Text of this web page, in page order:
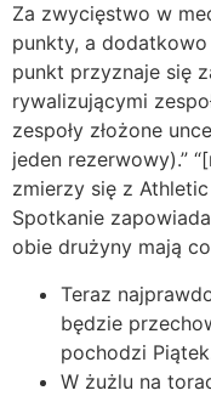
Za zwycięstwo w
punkty, a
punkt przyznaje się
rywalizującymi
zespoły złożone
jeden rezerwowy).”
zmierzy się z
Spotkanie
obie drużyny mają
Teraz
będzie
pochodzi
W żużlu na